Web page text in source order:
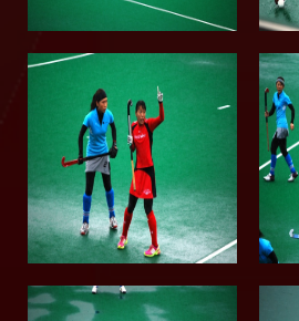
2011
2009
2008
2007